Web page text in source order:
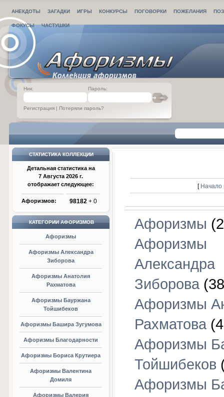
АНЕКДОТЫ ЗАГАДКИ ИГРЫ КОНКУРСЫ ПОГОВОРКИ ПОЖЕЛАНИЯ
ФОКУСЫ ЧАСТУШКИ
Ник: Пароль:
Регистрация | Потеряли пароль?
СТАТИСТИКА КОЛЛЕКЦИИ
Детальная статистика на
7 Августа 2026 г.
отображает следующее:
Афоризмов: 98182 + 0
КАТЕГОРИИ АФОРИЗМОВ
Афоризмы
Афоризмы Александра
Зиборова
Афоризмы Анатолия
Рахматова
Афоризмы Бауржана
Тойшибеков
Афоризмы Башира Зугумова
Афоризмы Благодарности
Афоризмы Бориса Крутиера
Афоризмы Валентина
Домиля
Афоризмы Валерия
[ Начало
Афоризмы
Афоризмы
Александра
Зиборова
Афоризмы
Рахматова
Афоризмы
Тойшибеков
Афоризмы